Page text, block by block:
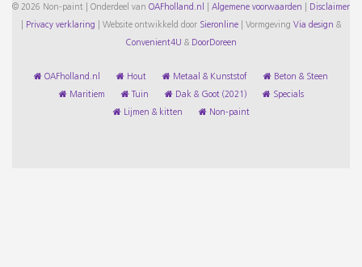
© 2026 Non-paint | Onderdeel van OAFholland.nl Algemene voorwaarden Disclaimer
Privacy verklaring Website ontwikkeld door Sieronline Vormgeving Via design &
Convenient4U & DoorDoreen
OAFholland.nl Hout Metaal & Kunststof Beton & Steen
Maritiem Tuin Dak & Goot (2021) Specials
Lijmen & kitten Non-paint